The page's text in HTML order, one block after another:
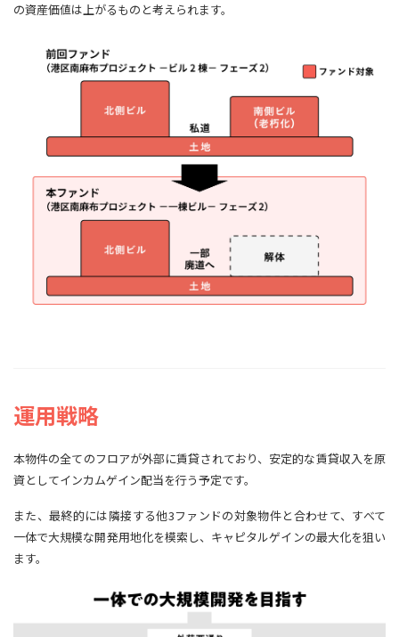
の資産価値は上がるものと考えられます。
運用戦略
本物件の全てのフロアが外部に賃貸されており、安定的な賃貸収入を原
資としてインカムゲイン配当を行う予定です。
また、最終的には隣接する他3ファンドの対象物件と合わせて、すべて
一体で大規模な開発用地化を模索し、キャピタルゲインの最大化を狙い
ます。